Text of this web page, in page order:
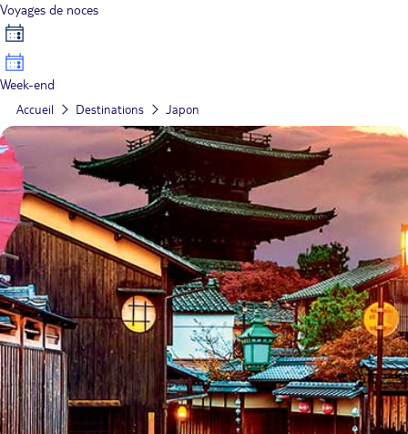
Voyages de noces
Week-end
Accueil Destinations Japon